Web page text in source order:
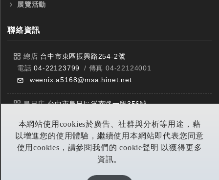
本網站使用cookies於廣告、社群與分析等用途，藉
以增進您的使用體驗，繼續使用本網站即代表您同意
使用cookies，請參閱我們的 cookie聲明 以獲得更多
資訊。
展覽活動
聯絡資訊
總店 台中市東區振興路254-2號
電話04-22123799
/ 傳真 04-22124001
weenix.a5168@msa.hinet.net
烏日店台中市烏日區溪南路一段356號
豐原店台中市潭子區中山路三段303號
電話04-25314953 / 傳真 04-25314290